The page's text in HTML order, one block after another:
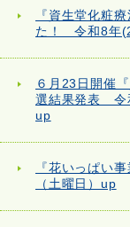
『資生堂化粧
た！ 令和8年
６月23日開催
選結果発表 令
up
『花いっぱい
（土曜日）up